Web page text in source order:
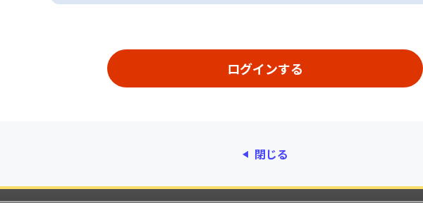
閉じる